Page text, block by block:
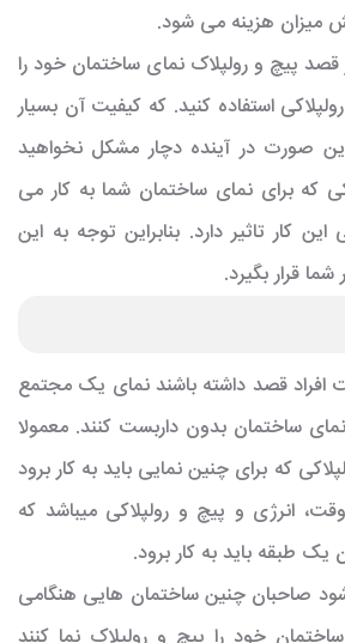
میزان هزینه می شود.
قصد پیچ و رولپلاک نمای ساختمان خود را
استفاده کنید. که کیفیت آن بسیار
این صورت در آینده دچار مشکل نخواهید
که برای نمای ساختمان شما به کار می
کار تاثیر دارد. بنابراین توجه به این
قرار بگیرد.
قصد داشته باشند نمای یک مجتمع
نمای ساختمان بدون داربست کنند. معمولا
که برای چنین نمایی باید به کار برود
انرژی و پیچ و رولپلاکی میباشد که
طبقه باید به کار برود.
صاحبان چنین ساختمان هایی هنگامی